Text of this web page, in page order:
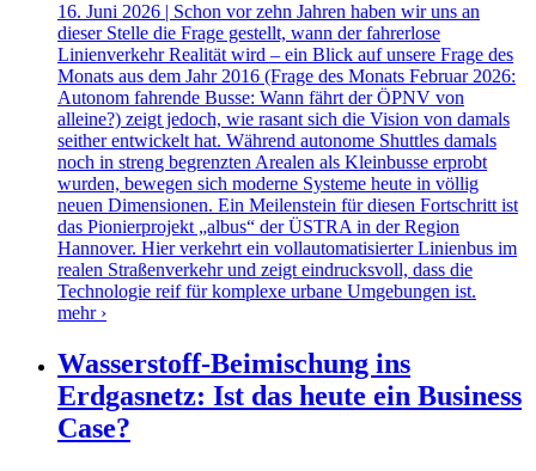
16. Juni 2026 | Schon vor zehn Jahren haben wir uns an
dieser Stelle die Frage gestellt, wann der fahrerlose
Linienverkehr Realität wird – ein Blick auf unsere Frage des
Monats aus dem Jahr 2016 (Frage des Monats Februar 2026:
Autonom fahrende Busse: Wann fährt der ÖPNV von
alleine?) zeigt jedoch, wie rasant sich die Vision von damals
seither entwickelt hat. Während autonome Shuttles damals
noch in streng begrenzten Arealen als Kleinbusse erprobt
wurden, bewegen sich moderne Systeme heute in völlig
neuen Dimensionen. Ein Meilenstein für diesen Fortschritt ist
das Pionierprojekt „albus“ der ÜSTRA in der Region
Hannover. Hier verkehrt ein vollautomatisierter Linienbus im
realen Straßenverkehr und zeigt eindrucksvoll, dass die
Technologie reif für komplexe urbane Umgebungen ist.
mehr ›
Wasserstoff-Beimischung ins
Erdgasnetz: Ist das heute ein Business
Case?